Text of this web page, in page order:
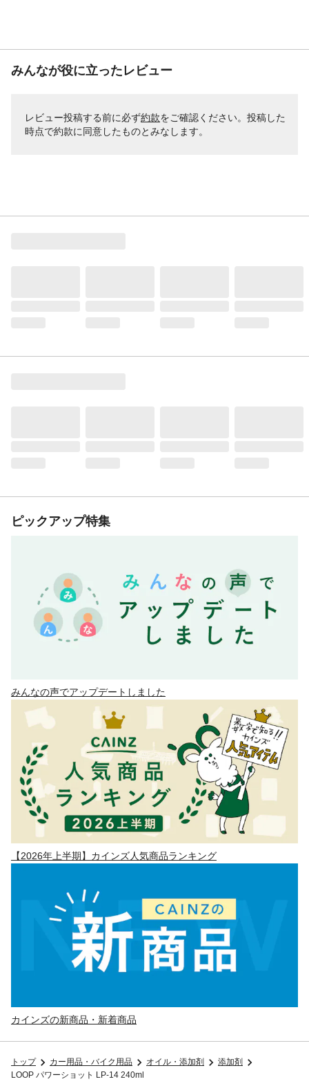
みんなが役に立ったレビュー
レビュー投稿する前に必ず約款をご確認ください。投稿した
時点で約款に同意したものとみなします。
ピックアップ特集
みんなの声でアップデートしました
【2026年上半期】カインズ人気商品ランキング
カインズの新商品・新着商品
トップ カー用品・バイク用品 オイル・添加剤
添加剤
LOOP パワーショット LP-14 240ml